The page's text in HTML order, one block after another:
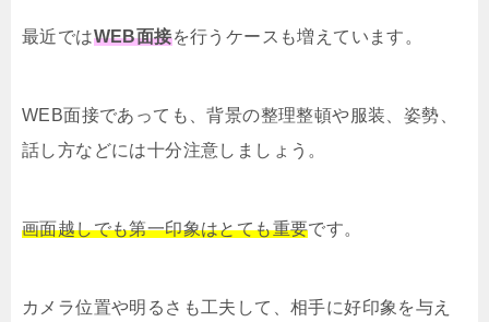
最近ではWEB面接を行うケースも増えています。
WEB面接であっても、背景の整理整頓や服装、姿勢、
話し方などには十分注意しましょう。
画面越しでも第一印象はとても重要です。
カメラ位置や明るさも工夫して、相手に好印象を与え